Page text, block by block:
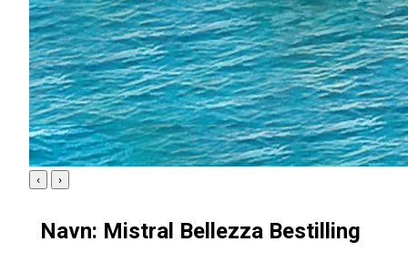
‹ ›
Navn: Mistral Bellezza Bestilling